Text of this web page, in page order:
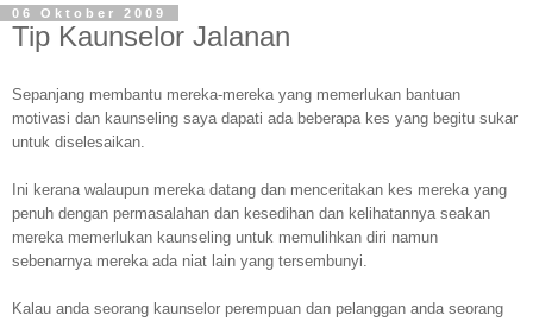
06 Oktober 2009
Tip Kaunselor Jalanan
Sepanjang membantu mereka-mereka yang memerlukan bantuan
motivasi dan kaunseling saya dapati ada beberapa kes yang begitu sukar
untuk diselesaikan.
Ini kerana walaupun mereka datang dan menceritakan kes mereka yang
penuh dengan permasalahan dan kesedihan dan kelihatannya seakan
mereka memerlukan kaunseling untuk memulihkan diri namun
sebenarnya mereka ada niat lain yang tersembunyi.
Kalau anda seorang kaunselor perempuan dan pelanggan anda seorang